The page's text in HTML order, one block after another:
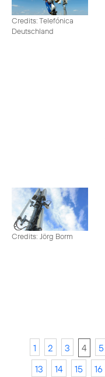
Credits: Telefónica
Deutschland
Credits: Jörg Borm
1 2 3 4 5
13
14 15 16